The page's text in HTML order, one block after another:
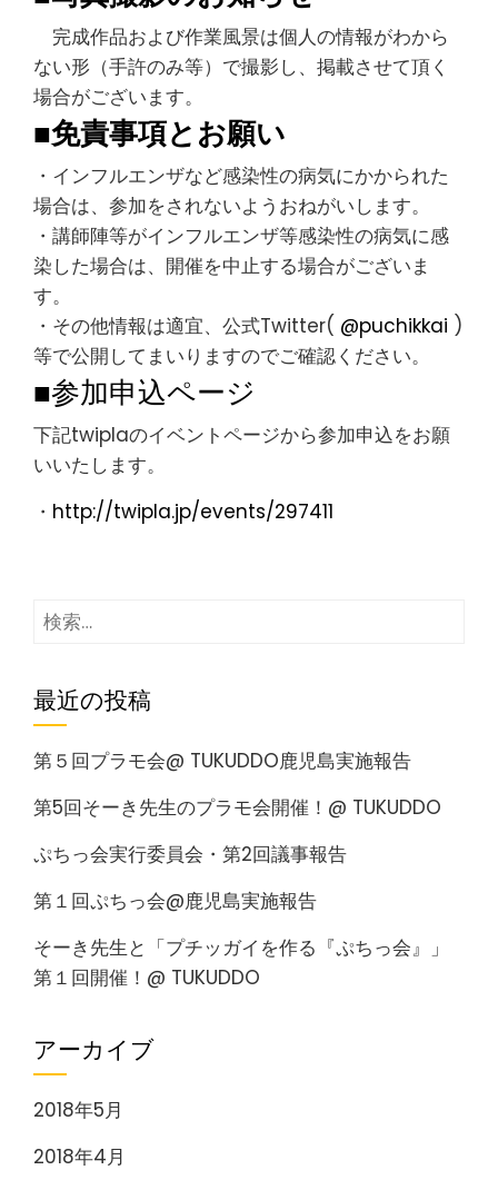
完成作品および作業風景は個人の情報がわから
ない形（手許のみ等）で撮影し、掲載させて頂く
場合がございます。
■免責事項とお願い
・インフルエンザなど感染性の病気にかかられた
場合は、参加をされないようおねがいします。
・講師陣等がインフルエンザ等感染性の病気に感
染した場合は、開催を中止する場合がございま
す。
・その他情報は適宜、公式Twitter( @puchikkai )
等で公開してまいりますのでご確認ください。
■参加申込ページ
下記twiplaのイベントページから参加申込をお願
いいたします。
・ http://twipla.jp/events/297411
検
最近の投稿
第５回プラモ会@ TUKUDDO鹿児島実施報告
第5回そーき先生のプラモ会開催！@ TUKUDDO
ぷちっ会実行委員会・第2回議事報告
第１回ぷちっ会@鹿児島実施報告
そーき先生と「プチッガイを作る『ぷちっ会』」
第１回開催！@ TUKUDDO
アーカイブ
2018年5月
2018年4月